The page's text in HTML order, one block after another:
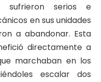
sufrieron serios e
en sus unidades
a abandonar. Esta
directamente a
marchaban en los
escalar dos